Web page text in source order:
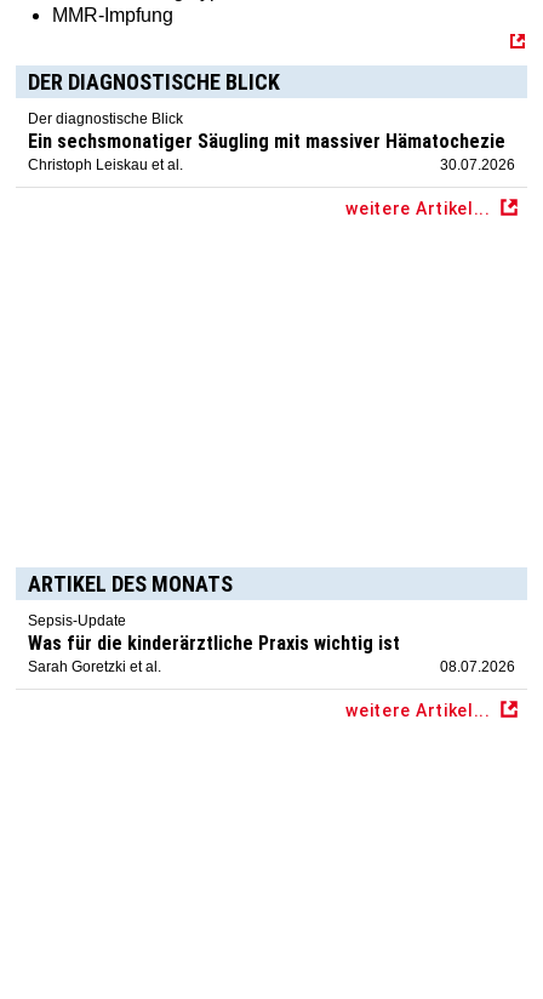
MMR-Impfung
DER DIAGNOSTISCHE BLICK
Der diagnostische Blick
Ein sechsmonatiger Säugling mit massiver Hämatochezie
Christoph Leiskau et al. 30.07.2026
weitere Artikel...
ARTIKEL DES MONATS
Sepsis-Update
Was für die kinderärztliche Praxis wichtig ist
Sarah Goretzki et al. 08.07.2026
weitere Artikel...